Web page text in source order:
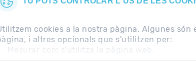
cookies a la nostra pàgina. Algunes
i altres opcionals que s'utilitzen per:
Mesurar com s'utilitza la pàgina web.
Habilitar la personalització de la pàgina web.